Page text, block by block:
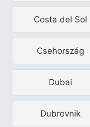
Costa del Sol
Csehország
Dubai
Dubrovnik